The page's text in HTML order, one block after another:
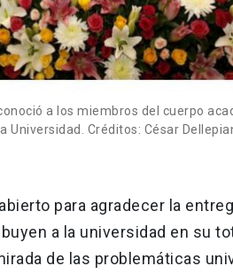
a los miembros del cuerpo
Universidad. Créditos: César
para agradecer la
a la universidad en su
de las problemáticas